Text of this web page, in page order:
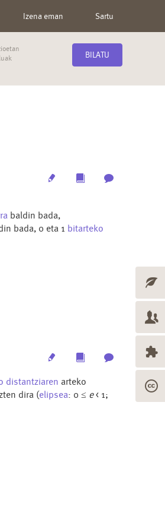
Izena eman Sartu
BILATU
MultimediaArchive
baldin bada,
bada, 0 eta 1 bitarteko
MultimediaArchive
distantziaren arteko
dira (elipsea: 0 ≤ e< 1;